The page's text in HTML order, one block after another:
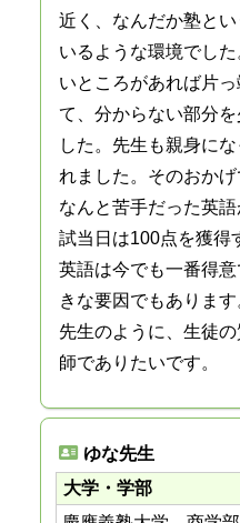
近く、なんだか塾と
いるような環境でし
いところがあれば片
て、分からない部分
した。先生も親身に
れました。そのおかげ
なんと苦手だった英
試当日は100点を獲得
英語は今でも一番得
きな要因でもありま
先生のように、生徒
師でありたいです。
ゆな先生
大学・学部